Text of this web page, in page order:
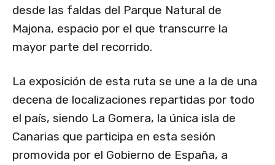
desde las faldas del Parque Natural de
Majona, espacio por el que transcurre la
mayor parte del recorrido.
La exposición de esta ruta se une a la de una
decena de localizaciones repartidas por todo
el país, siendo La Gomera, la única isla de
Canarias que participa en esta sesión
promovida por el Gobierno de España, a